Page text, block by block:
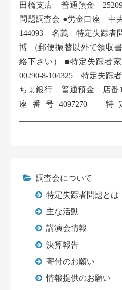
田橋支店 普通預金
問題調査会 ●労金口座
144093 名義 特定失踪者
博 （郵便振替以外で領収
絡下さい） ■特定失踪者
00290-8-104325 特定失踪
ちょ銀行 普通預金 店番
座番号4097270
調査会について
特定失踪者問題とは
主な活動
講演会情報
決算報告
寄付のお願い
情報提供のお願い